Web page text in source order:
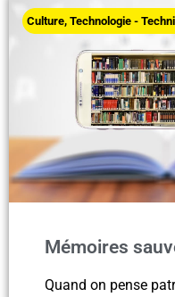
Culture, Technologie -
Mémoires
Quand on pense